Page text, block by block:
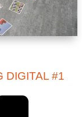
DIGITAL #1